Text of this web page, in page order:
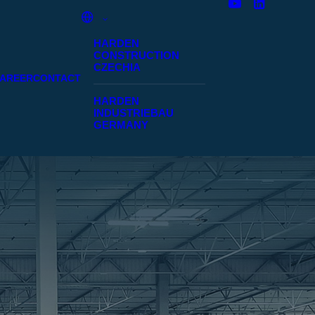
CONTACT
HARDEN
CONSTRUCTION
CZECHIA
HARDEN
INDUSTRIEBAU
GERMANY